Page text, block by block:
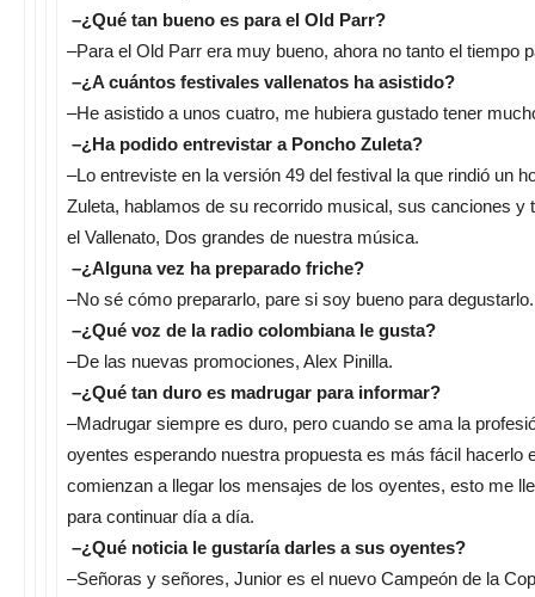
–¿Qué tan bueno es para el Old Parr?
–Para el Old Parr era muy bueno, ahora no tanto el tiempo
–¿A cuántos festivales vallenatos ha asistido?
–He asistido a unos cuatro, me hubiera gustado tener
–¿Ha podido entrevistar a Poncho Zuleta?
–Lo entreviste en la versión 49 del festival la que rindió un
Zuleta, hablamos de su recorrido musical, sus canciones y
el Vallenato, Dos grandes de nuestra música.
–¿Alguna vez ha preparado friche?
–No sé cómo prepararlo, pare si soy bueno para degustarlo.
–¿Qué voz de la radio colombiana le gusta?
–De las nuevas promociones, Alex Pinilla.
–¿Qué tan duro es madrugar para informar?
–Madrugar siempre es duro, pero cuando se ama la
oyentes esperando nuestra propuesta es más fácil hacerlo
comienzan a llegar los mensajes de los oyentes, esto me
para continuar día a día.
–¿Qué noticia le gustaría darles a sus oyentes?
–Señoras y señores, Junior es el nuevo Campeón de la